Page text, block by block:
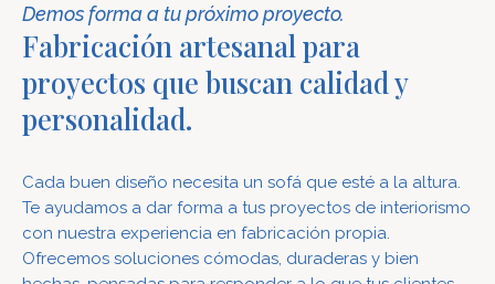
Demos forma a tu próximo proyecto.
Fabricación artesanal para
proyectos que buscan calidad y
personalidad.
Cada buen diseño necesita un sofá que esté a la altura.
Te ayudamos a dar forma a tus proyectos de interiorismo
con nuestra experiencia en fabricación propia.
Ofrecemos soluciones cómodas, duraderas y bien